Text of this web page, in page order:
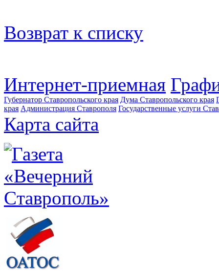
Возврат к списку
Интернет-приемная
Губернатор Ставропольского края Дума Ставропольского края
края Администрация Ставрополя Государственные услуги
Карта сайта